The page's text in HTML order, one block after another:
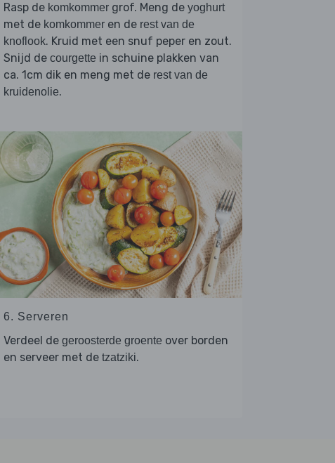
Rasp de komkommer grof. Meng de yoghurt
met de komkommer en de rest van de
knoflook. Kruid met een snuf peper en zout.
Snijd de courgette in schuine plakken van
ca. 1cm dik en meng met de rest van de
kruidenolie.
6. Serveren
Verdeel de geroosterde groente over borden
en serveer met de tzatziki.